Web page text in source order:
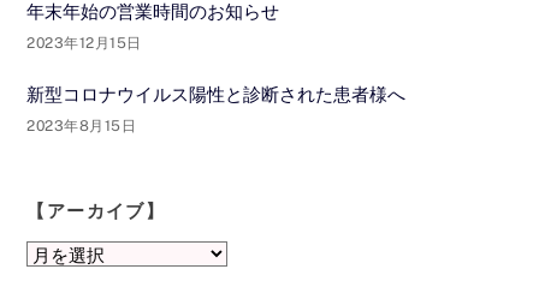
年末年始の営業時間のお知らせ
2023年12月15日
新型コロナウイルス陽性と診断された患者様へ
2023年8月15日
【アーカイブ】
【ア